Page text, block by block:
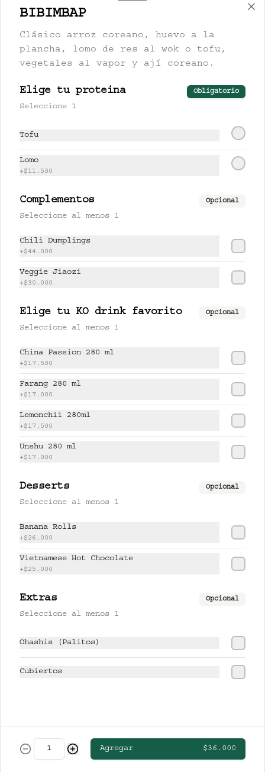
FARANG 280 ml
LEMONCHII 280 ml
lychee, limón y lemongrass.
PISCO LEMONCHI 280 ml
Jugo de lychee y lemongrass
$37.500
CERVEZAS
CLUB COLOMBIA RUBIA
BIBIMBAP
Clásico arroz coreano, huevo a la
plancha, lomo de res al wok o tofu,
vegetales al vapor y ají coreano.
Elige tu proteina Obligatorio
Seleccione 1
Tofu
Lomo
+$11.500
Complementos Opcional
Seleccione al menos 1
Chili Dumplings
+$44.000
Veggie Jiaozi
+$30.000
Elige tu KO drink favorito Opcional
Seleccione al menos 1
China Passion 280 ml
+$17.500
Farang 280 ml
+$17.000
Lemonchii 280ml
+$17.500
Unshu 280 ml
+$17.000
Desserts Opcional
Seleccione al menos 1
Banana Rolls
+$26.000
Vietnamese Hot Chocolate
+$25.000
Extras Opcional
Seleccione al menos 1
Ohashis (Palitos)
Cubiertos
Agregar $36.000